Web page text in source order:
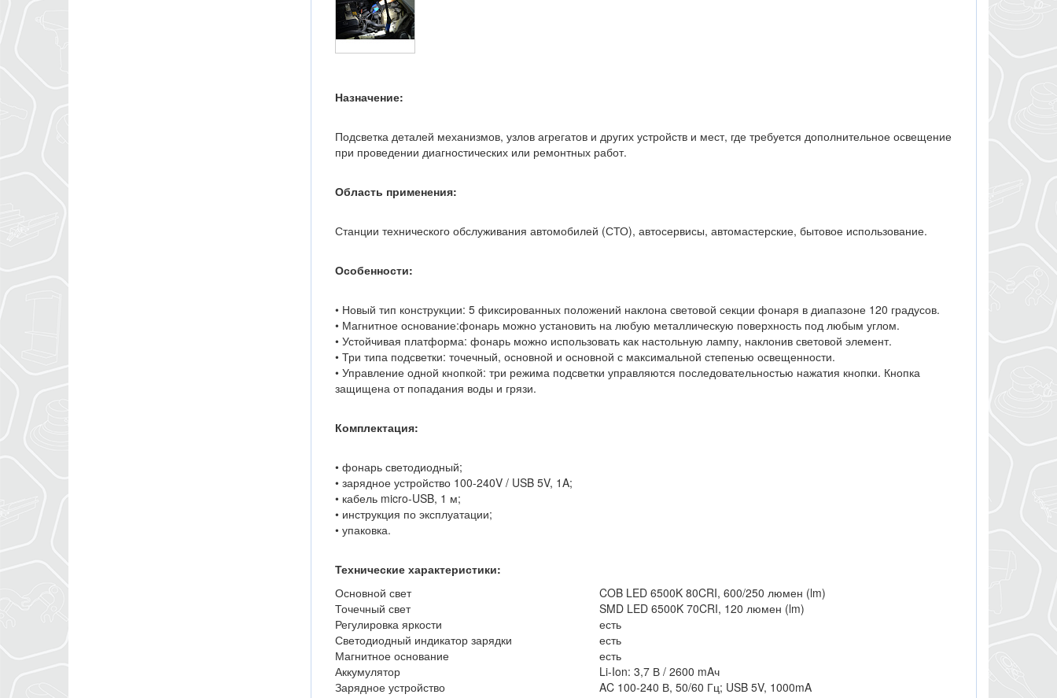
Назначение:
Подсветка деталей механизмов, узлов агрегатов и других устройств и мест, где требуется дополнительное освещение
при проведении диагностических или ремонтных работ.
Область применения:
Станции технического обслуживания автомобилей (СТО), автосервисы, автомастерские, бытовое использование.
Особенности:
• Новый тип конструкции: 5 фиксированных положений наклона световой секции фонаря в диапазоне 120 градусов.
• Магнитное основание:фонарь можно установить на любую металлическую поверхность под любым углом.
• Устойчивая платформа: фонарь можно использовать как настольную лампу, наклонив световой элемент.
• Три типа подсветки: точечный, основной и основной с максимальной степенью освещенности.
• Управление одной кнопкой: три режима подсветки управляются последовательностью нажатия кнопки. Кнопка
защищена от попадания воды и грязи.
Комплектация:
• фонарь светодиодный;
• зарядное устройство 100-240V / USB 5V, 1A;
• кабель micro-USB, 1 м;
• инструкция по эксплуатации;
• упаковка.
Технические характеристики:
Основной свет
COB LED 6500K 80CRI, 600/250 люмен (lm)
Точечный свет
SMD LED 6500K 70CRI, 120 люмен (lm)
Регулировка яркости
есть
Светодиодный индикатор зарядки
есть
Магнитное основание
есть
Аккумулятор
Li-Ion: 3,7 В / 2600 mAч
Зарядное устройство
AC 100-240 В, 50/60 Гц; USB 5V, 1000mA